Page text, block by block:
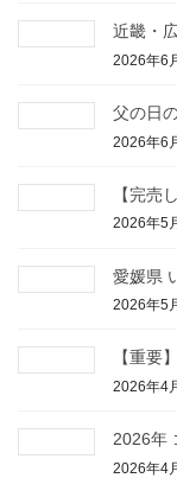
ジ
り
近畿・
2026年6
父の日
2026年6
【完売
2026年5
愛媛県
2026年5
【重要
2026年4
2026年
2026年4